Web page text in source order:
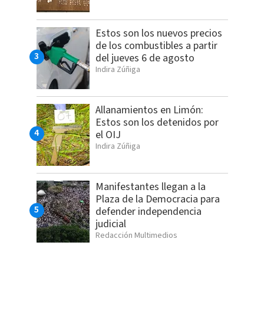
Estos son los nuevos precios
de los combustibles a partir
del jueves 6 de agosto
Indira Zúñiga
Allanamientos en Limón:
Estos son los detenidos por
el OIJ
Indira Zúñiga
Manifestantes llegan a la
Plaza de la Democracia para
defender independencia
judicial
Redacción Multimedios